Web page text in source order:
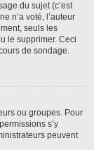
du sujet (c’est
n’a voté, l’auteur
seuls les
le supprimer. Ceci
de sondage.
ou groupes. Pour
s’y
peuvent